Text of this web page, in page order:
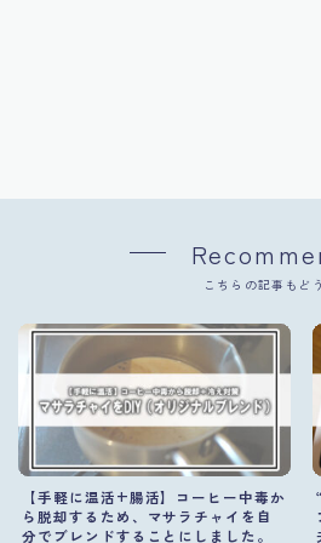
こちらの記事もど
【手軽に温活+腸活】コーヒー中毒か
ら脱却するため、マサラチャイを自
分でブレンドすることにしました。